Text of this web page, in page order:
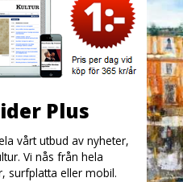
Plus
vårt utbud av nyheter,
Vi nås från hela
surfplatta eller mobil.